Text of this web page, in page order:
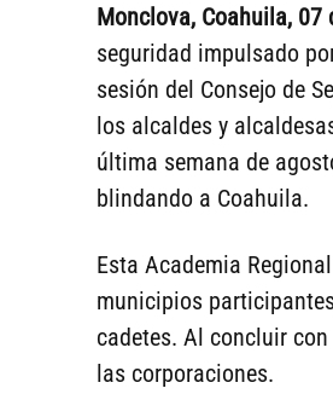
Monclova, Coahuila, 07
seguridad impulsado
sesión del Consejo de
los alcaldes y
última semana de
blindando a Coahuila.
Esta Academia
municipios
cadetes. Al concluir
las corporaciones.